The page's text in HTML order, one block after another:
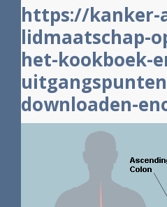
https://kanker-
lidmaatschap-
het-kookboek-
downloaden-